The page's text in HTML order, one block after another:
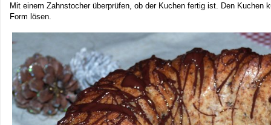
Mit einem Zahnstocher überprüfen, ob der Kuchen fertig ist. Den Kuchen
Form lösen.